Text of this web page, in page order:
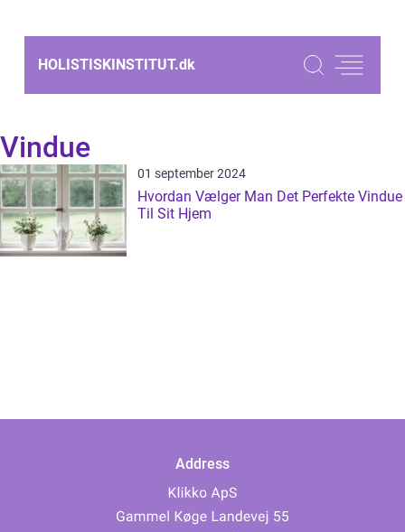
HOLISTISKINSTITUT.dk
Vindue
01 september 2024
Hvordan Vælger Man Det Perfekte Vindue
Til Sit Hjem
Address